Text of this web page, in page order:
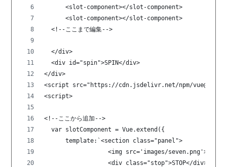
      <slot-component></slot-component>
      <slot-component></slot-component>
  <!--ここまで編集-->
  </div>
  <div id="spin">SPIN</div>
</div>
<script src="https://cdn.jsdelivr.net/npm/
<script>
<!--ここから追加-->
  var slotComponent = Vue.extend({
      template:`<section class="panel">
                  <img src='images/seven.png'>
                  <div class="stop">STOP</div>